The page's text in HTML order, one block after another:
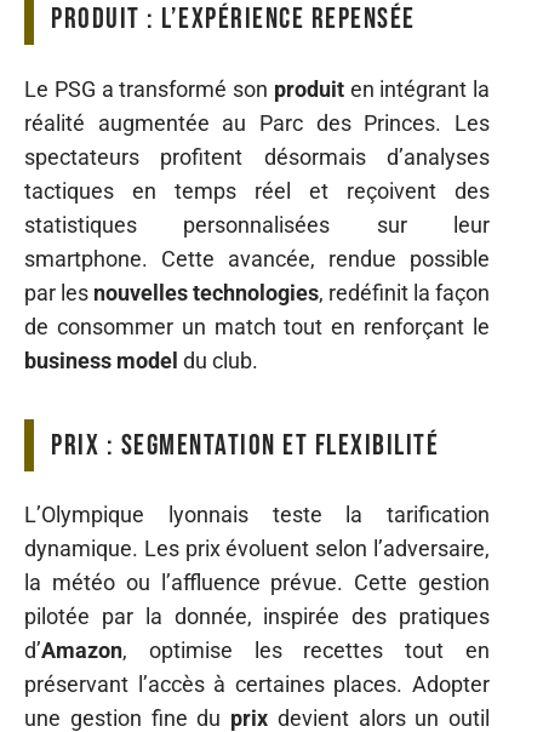
Produit : l’expérience repensée
Le PSG a transformé son produiten intégrant la
réalité augmentée au Parc des Princes. Les
spectateurs profitent désormais d’analyses
tactiques en temps réel et reçoivent des
statistiques personnalisées sur leur
smartphone. Cette avancée, rendue possible
par les nouvelles technologies, redéfinit la façon
de consommer un match tout en renforçant le
business model du club.
Prix : segmentation et flexibilité
L’Olympique lyonnais teste la tarification
dynamique. Les prix évoluent selon l’adversaire,
la météo ou l’affluence prévue. Cette gestion
pilotée par la donnée, inspirée des pratiques
d’Amazon, optimise les recettes tout en
préservant l’accès à certaines places. Adopter
une gestion fine du prix devient alors un outil